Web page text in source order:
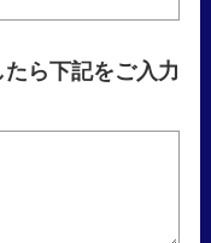
ら下記をご入力